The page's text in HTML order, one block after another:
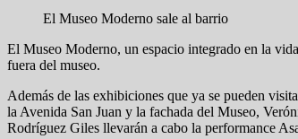
El Museo Moderno sale al barrio
El Museo Moderno, un espacio integrado en la
fuera del museo.
Además de las exhibiciones que ya se pueden
la Avenida San Juan y la fachada del Museo,
Rodríguez Giles llevarán a cabo la performance